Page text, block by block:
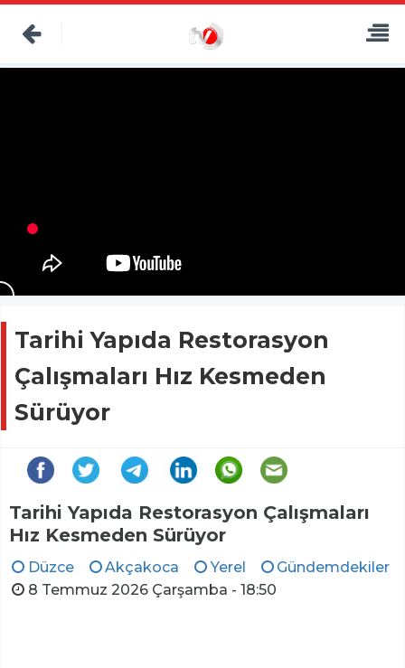
Tarihi Yapıda Restorasyon
Çalışmaları Hız Kesmeden
Sürüyor
Tarihi Yapıda Restorasyon Çalışmaları
Hız Kesmeden Sürüyor
Düzce Akçakoca Yerel
Gündemdekiler
8 Temmuz 2026 Çarşamba - 18:50